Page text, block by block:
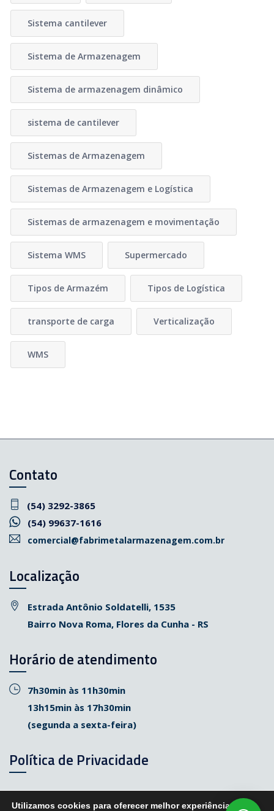
Sistema cantilever
Sistema de Armazenagem
Sistema de armazenagem dinâmico
sistema de cantilever
Sistemas de Armazenagem
Sistemas de Armazenagem e Logística
Sistemas de armazenagem e movimentação
Sistema WMS Supermercado
Tipos de Armazém Tipos de Logística
transporte de carga Verticalização
WMS
Contato
(54) 3292-3865
(54) 99637-1616
comercial@fabrimetalarmazenagem.com.br
Localização
Estrada Antônio Soldatelli, 1535
Bairro Nova Roma, Flores da Cunha - RS
Horário de atendimento
7h30min às 11h30min
13h15min às 17h30min
(segunda a sexta-feira)
Política de Privacidade
Utilizamos cookies para oferecer melhor experiência,